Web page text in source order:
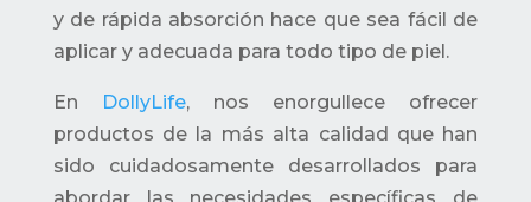
y de rápida absorción hace que sea fácil de
aplicar y adecuada para todo tipo de piel.
En DollyLife, nos enorgullece ofrecer
productos de la más alta calidad que han
sido cuidadosamente desarrollados para